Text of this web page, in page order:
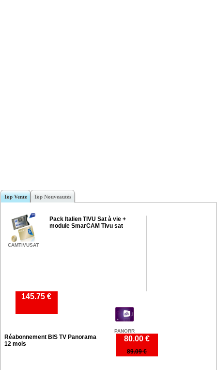
Top Vente Top Nouveautés
CAMTIVUSAT
Pack Italien TIVU Sat à vie +
module SmarCAM Tivu sat
145.75 €
PANORR
Réabonnement BIS TV Panorama
12 mois
80.00 €
89.09 €